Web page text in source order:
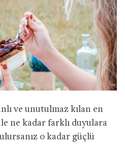
ve unutulmaz kılan en
ne kadar farklı duyulara
o kadar güçlü